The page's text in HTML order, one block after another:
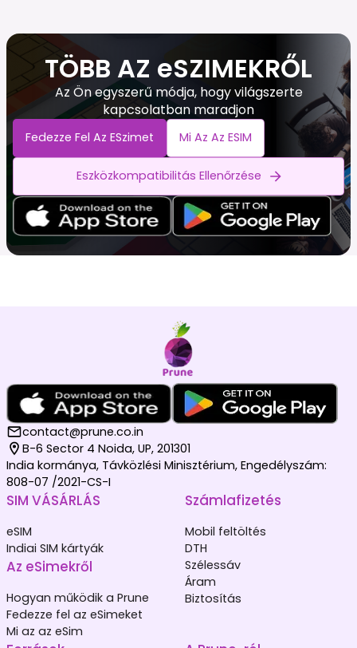
TÖBB AZ eSZIMEKRŐL
Az Ön egyszerű módja, hogy világszerte
kapcsolatban maradjon
Fedezze Fel Az ESzimet Mi Az Az ESIM
Eszközkompatibilitás Ellenőrzése
contact@prune.co.in
B-6 Sector 4 Noida, UP, 201301
India kormánya, Távközlési Minisztérium, Engedélyszám:
808-07 /2021-CS-I
SIM VÁSÁRLÁS
eSIM
Indiai SIM kártyák
Az eSimekről
Hogyan működik a Prune
Fedezze fel az eSimeket
Mi az az eSim
Számlafizetés
Mobil feltöltés
DTH
Szélessáv
Áram
Biztosítás